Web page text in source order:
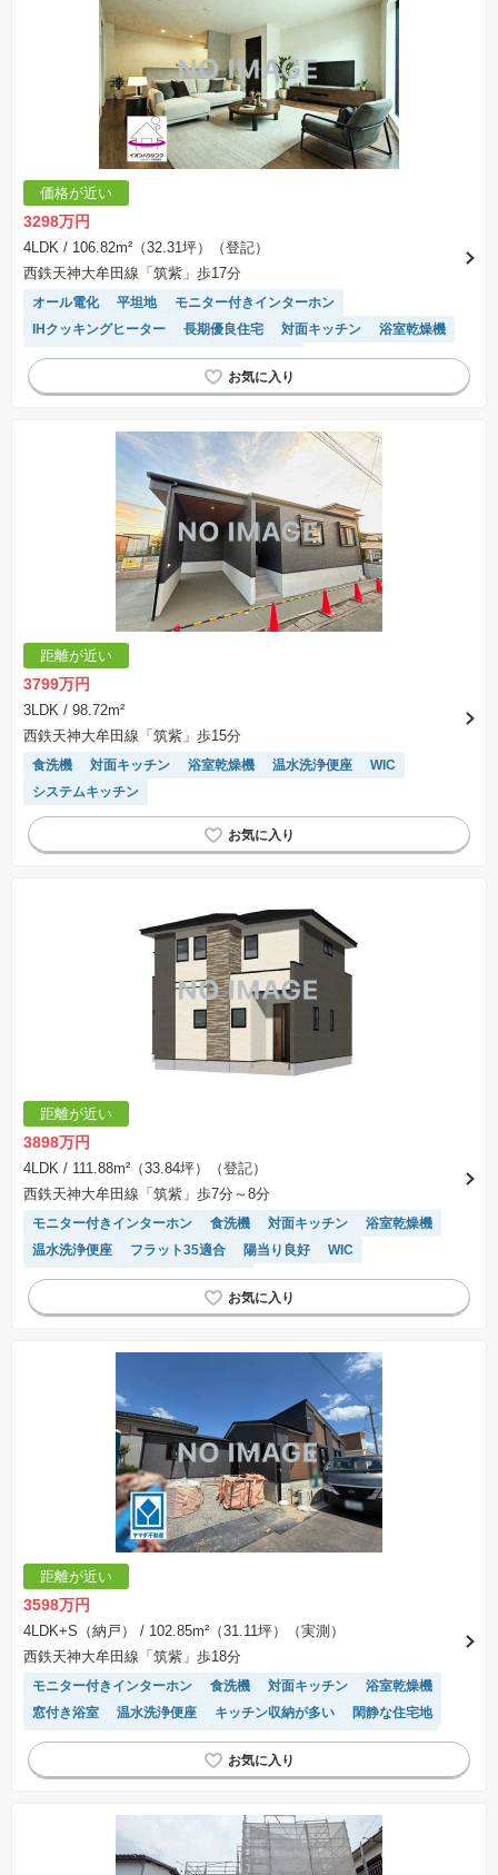
※土地（建築条件なし）で「建物プラン例」が表記してある時、そのプラン例は特定の建築請
負会社によるもので、当該建築請負会社以外で建てた場合、同様のものが同価格で建てられる
とは限りません。また建築請負会社を特定するものではありません。
※建築条件付き土地とは、その土地に建築する建物の建築請負契約が、一定期間内に成立する
ことを条件として売買される土地のことをいいます。建築請負契約成立に向けて設計プランを
協議するため、土地購入者が自己の希望する建物の設計協議をするために必要な相当の期間の
交渉期間が設定され、その期間内で希望を満たすプランが実現できたかどうかにより結論を出
します。なお、この期間は概ね3ヶ月程度とされています。納得のいくプランが出来ず、建築請
負契約が成立しない場合、土地売買契約は白紙に戻り、土地契約にかかった代金（土地代金、
手付金など）は名目のいかんに関わらず、全て返却されます。
※課税対象物件の「価格」や「費用等」は消費税込みの「総額表示」で統一しています。
※「本体価格」とは、課税対象物件においては「消費税を除いた建物価格」と「土地価格」の
合計額を指します。
表示されておりません。
※取引にかかる費用：物件の契約手続き、決済、引き渡し時にかかる費用を表示しています。
不動産会社によって表記有無が異なるため、ご自身で十分な確認をしていただくようにお願い
いたします。
場合があります。
価格が近い
3298万円
4LDK / 106.82m²（32.31坪）（登記）
西鉄天神大牟田線「筑紫」歩17分
オール電化 平坦地
モニター付きインターホン
IHクッキングヒーター
長期優良住宅 対面キッチン
浴室乾燥機
窓付き浴室
高機能トイレ
温水洗浄便座
接面道路の幅が６m以上
WIC
システムキッチン
距離が近い
3799万円
3LDK / 98.72m²
西鉄天神大牟田線「筑紫」歩15分
食洗機 対面キッチン 浴室乾燥機 温水洗浄便座
WIC
システムキッチン
距離が近い
3898万円
4LDK / 111.88m²（33.84坪）（登記）
西鉄天神大牟田線「筑紫」歩7分～8分
モニター付きインターホン 食洗機 対面キッチン
浴室乾燥機
温水洗浄便座
フラット35適合 陽当り良好
WIC
システムキッチン
トイレ2個以上
距離が近い
3598万円
4LDK+S（納戸）
/ 102.85m²（31.11坪）（実測）
西鉄天神大牟田線「筑紫」歩18分
モニター付きインターホン 食洗機 対面キッチン
浴室乾燥機
窓付き浴室
温水洗浄便座 キッチン収納が多い
閑静な住宅地
接面道路の幅が６m以上
陽当り良好 WIC システムキッチン